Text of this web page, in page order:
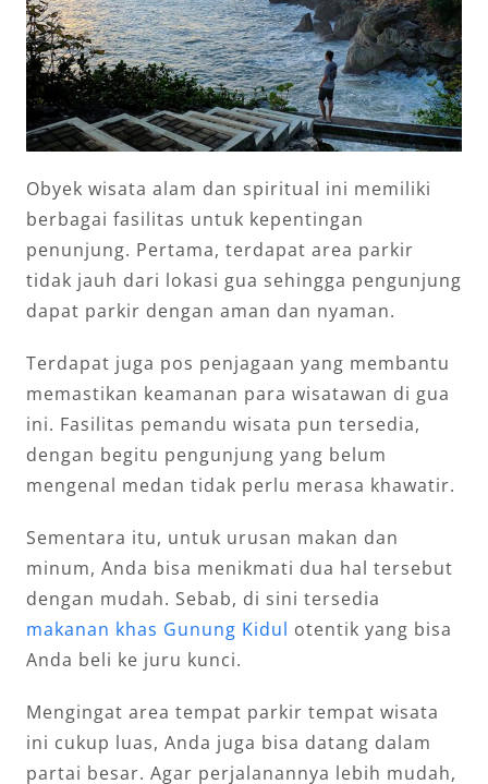
Obyek wisata alam dan spiritual ini memiliki
berbagai fasilitas untuk kepentingan
penunjung. Pertama, terdapat area parkir
tidak jauh dari lokasi gua sehingga pengunjung
dapat parkir dengan aman dan nyaman.
Terdapat juga pos penjagaan yang membantu
memastikan keamanan para wisatawan di gua
ini. Fasilitas pemandu wisata pun tersedia,
dengan begitu pengunjung yang belum
mengenal medan tidak perlu merasa khawatir.
Sementara itu, untuk urusan makan dan
minum, Anda bisa menikmati dua hal tersebut
dengan mudah. Sebab, di sini tersedia
makanan khas Gunung Kidul otentik yang bisa
Anda beli ke juru kunci.
Mengingat area tempat parkir tempat wisata
ini cukup luas, Anda juga bisa datang dalam
partai besar. Agar perjalanannya lebih mudah,